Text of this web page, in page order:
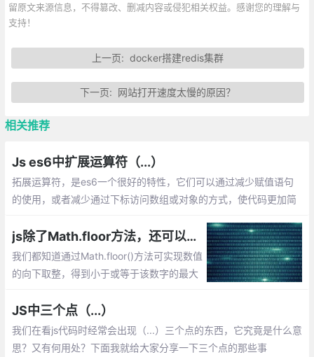
留原文来源信息，不得篡改、删减内容或侵犯相关权益。感谢您的理解与
支持！
上一页: docker搭建redis集群
下一页: 网站打开速度太慢的原因？
相关推荐
Js es6中扩展运算符（...）
拓展运算符，是es6一个很好的特性，它们可以通过减少赋值语句
的使用，或者减少通过下标访问数组或对象的方式，使代码更加简
以及相关知识。
js除了Math.floor方法，还可以通过位运算|，>>实现向下取整
我们都知道通过Math.floor()方法可实现数值
的向下取整，得到小于或等于该数字的最大
运算|，>>来实现向下取整哦
JS中三个点（...）
我们在看js代码时经常会出现（...）三个点的东西，它究竟是什么意
思？又有何用处？下面我就给大家分享一下三个点的那些事